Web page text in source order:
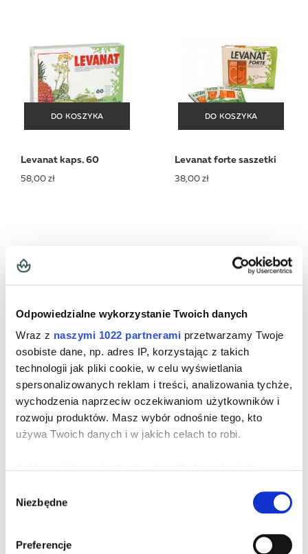
Odpowiedzialne wykorzystanie Twoich danych
Wraz z naszymi 1022 partnerami przetwarzamy Twoje
osobiste dane, np. adres IP, korzystając z takich
technologii jak pliki cookie, w celu wyświetlania
spersonalizowanych reklam i treści, analizowania tychże,
wychodzenia naprzeciw oczekiwaniom użytkowników i
rozwoju produktów. Masz wybór odnośnie tego, kto
używa Twoich danych i w jakich celach to robi.
geograficznej z dokładnością nawet do kilku metrów
charakteryzującego je zbiory danych (fingerprinting,
zgody
Niezbędne
Preferencje
DO KOSZYKA
DO KOSZYKA
Levanat kaps. 60
58,00 zł
DO KOSZYKA
DO KOSZYKA
Levanat forte saszetki
38,00 zł
DO KOSZYKA
DO KOSZYKA
Fibroki z CLA
39,99 zł
DO KOSZYKA
DO KOSZYKA
Slimbel Lipodren
95,00 zł
DO KOSZYKA DO KOSZYKA
DO KOSZYKA